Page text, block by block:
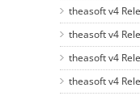
theasoft v4
theasoft v4
theasoft v4
theasoft v4